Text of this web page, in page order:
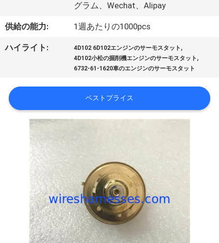
工
場
行
グラム、Wechat、Alipay
供給の能力: 1週あたりの1000pcs
ハイライト: 4D102 6D102エンジンのサーモスタット ,
4D102小松の掘削機エンジンのサーモスタット ,
6732-61-1620車のエンジンのサーモスタット
ベストプライス